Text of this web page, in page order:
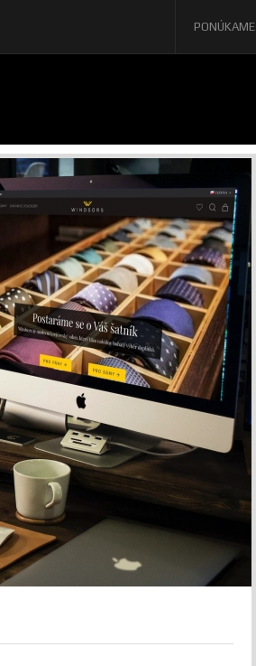
PONÚKAME